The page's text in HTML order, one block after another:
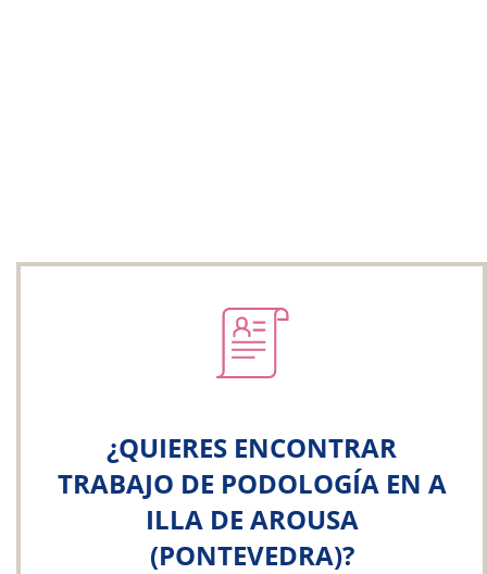
¿QUIERES ENCONTRAR
TRABAJO DE PODOLOGÍA EN A
ILLA DE AROUSA
(PONTEVEDRA)?